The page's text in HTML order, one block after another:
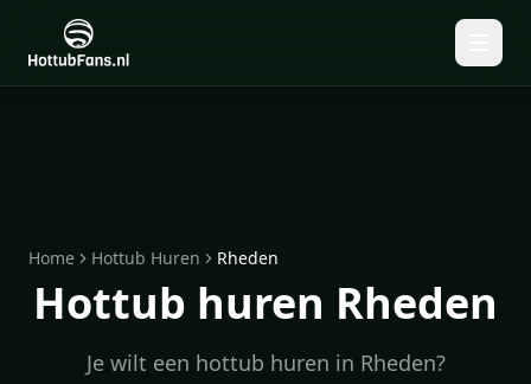
Home Hottub Huren Rheden
Hottub huren Rheden
Je wilt een hottub huren in Rheden?